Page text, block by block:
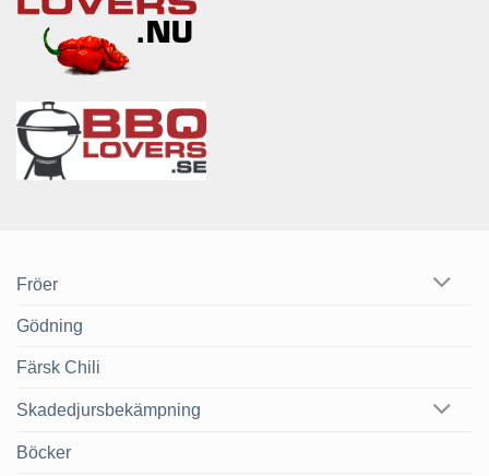
Fröer
Gödning
Färsk Chili
Skadedjursbekämpning
Böcker